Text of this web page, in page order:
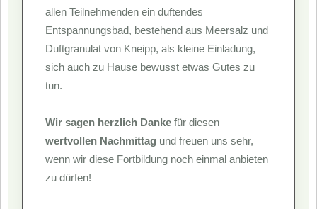
allen Teilnehmenden ein duftendes
Entspannungsbad, bestehend aus Meersalz und
Duftgranulat von Kneipp, als kleine Einladung,
sich auch zu Hause bewusst etwas Gutes zu
tun.
Wir sagen herzlich Danke für diesen
wertvollen Nachmittag und freuen uns sehr,
wenn wir diese Fortbildung noch einmal anbieten
zu dürfen!